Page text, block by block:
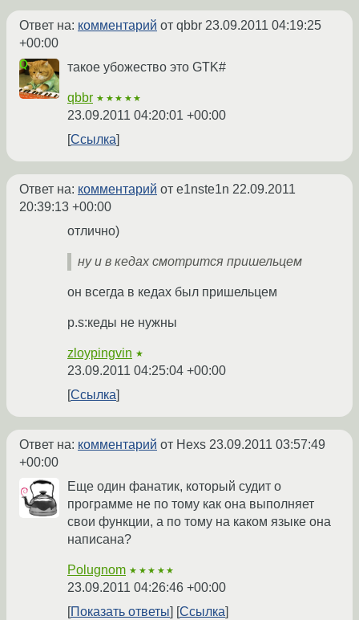
Ответ на: комментарий от qbbr 23.09.2011 04:19:25
+00:00
такое убожество это GTK#
qbbr ★★★★★
23.09.2011 04:20:01 +00:00
Ссылка
Ответ на: комментарий от e1nste1n 22.09.2011
20:39:13 +00:00
отлично)
ну и в кедах смотрится пришельцем
он всегда в кедах был пришельцем
p.s:кеды не нужны
zloypingvin ★
23.09.2011 04:25:04 +00:00
Ссылка
Ответ на: комментарий от Hexs 23.09.2011 03:57:49
+00:00
Еще один фанатик, который судит о
программе не по тому как она выполняет
свои функции, а по тому на каком языке она
написана?
Polugnom ★★★★★
23.09.2011 04:26:46 +00:00
Показать ответы
Ссылка